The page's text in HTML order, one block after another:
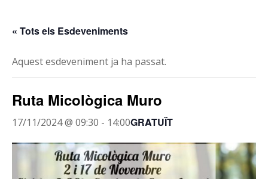
« Tots els Esdeveniments
Aquest esdeveniment ja ha passat.
Ruta Micològica Muro
17/11/2024 @ 09:30 - 14:00GRATUÏT